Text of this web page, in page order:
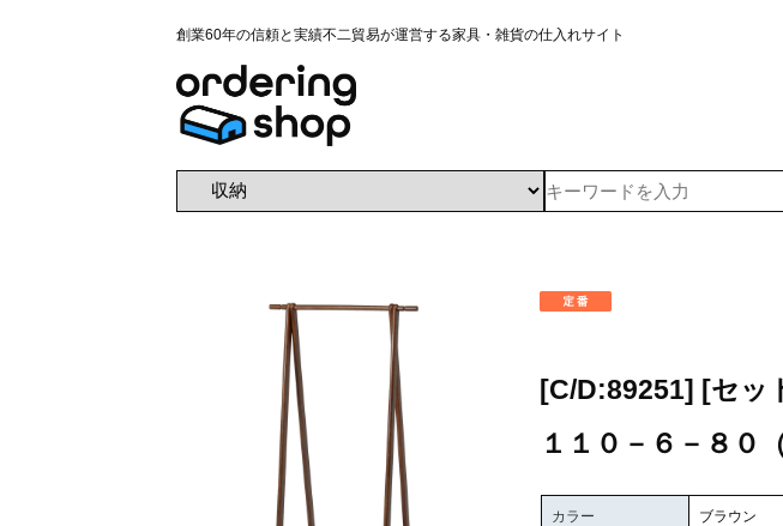
創業60年の信頼と実績不二貿易が運営する家具・雑貨の仕入れサイト
[C/D:89251] [セッ
１１０－６－８０
カラー ブラウン